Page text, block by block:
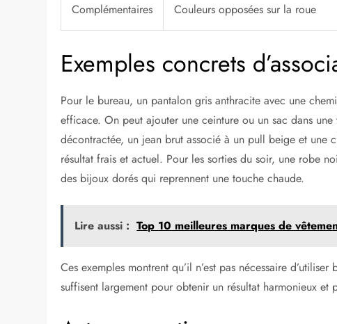
Complémentaires Couleurs opposées sur la roue
Exemples concrets
Pour le bureau, un pantalon gris anthracite avec une
efficace. On peut ajouter une ceinture ou un sac dans
décontractée, un jean brut associé à un pull beige et une
résultat frais et actuel. Pour les sorties du soir, une robe
des bijoux dorés qui reprennent une touche chaude.
Lire aussi : Top 10 meilleures marques de
Ces exemples montrent qu’il n’est pas nécessaire
suffisent largement pour obtenir un résultat harmonieux et